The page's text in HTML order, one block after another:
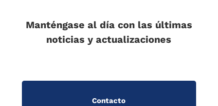
Manténgase al día con las últimas
noticias y actualizaciones
Contacto